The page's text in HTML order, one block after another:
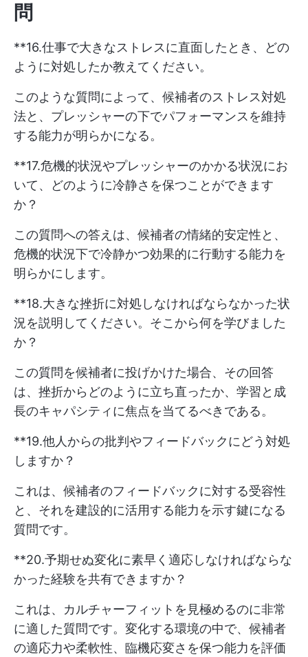
問
**16.仕事で大きなストレスに直面したとき、どの
ように対処したか教えてください。
このような質問によって、候補者のストレス対処
法と、プレッシャーの下でパフォーマンスを維持
する能力が明らかになる。
**17.危機的状況やプレッシャーのかかる状況にお
いて、どのように冷静さを保つことができます
か？
この質問への答えは、候補者の情緒的安定性と、
危機的状況下で冷静かつ効果的に行動する能力を
明らかにします。
**18.大きな挫折に対処しなければならなかった状
況を説明してください。そこから何を学びました
か？
この質問を候補者に投げかけた場合、その回答
は、挫折からどのように立ち直ったか、学習と成
長のキャパシティに焦点を当てるべきである。
**19.他人からの批判やフィードバックにどう対処
しますか？
これは、候補者のフィードバックに対する受容性
と、それを建設的に活用する能力を示す鍵になる
質問です。
**20.予期せぬ変化に素早く適応しなければならな
かった経験を共有できますか？
これは、カルチャーフィットを見極めるのに非常
に適した質問です。変化する環境の中で、候補者
の適応力や柔軟性、臨機応変さを保つ能力を評価